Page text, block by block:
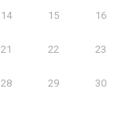
14 15 16
21 22 23
28 29 30